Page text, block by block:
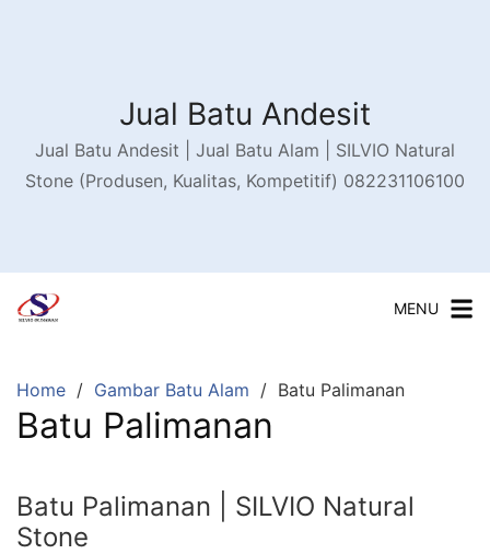
Jual Batu Andesit
Jual Batu Andesit | Jual Batu Alam | SILVIO Natural
Stone (Produsen, Kualitas, Kompetitif) 082231106100
MENU
Home Gambar Batu Alam Batu Palimanan
Batu Palimanan
Batu Palimanan | SILVIO Natural
Stone